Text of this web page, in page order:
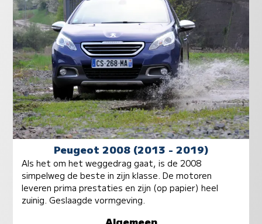
Peugeot 2008 (2013 - 2019)
Als het om het weggedrag gaat, is de 2008
simpelweg de beste in zijn klasse. De motoren
leveren prima prestaties en zijn (op papier) heel
zuinig. Geslaagde vormgeving.